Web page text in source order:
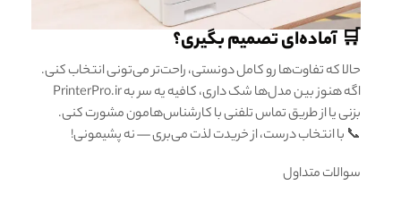
🛒 آماده‌ای تصمیم بگیری؟
حالا که تفاوت‌ها رو کامل دونستی، راحت‌تر می‌تونی انتخاب کنی.
اگه هنوز بین مدل‌ها شک داری، کافیه یه سر به PrinterPro.ir
بزنی یا از طریق تماس تلفنی با کارشناس‌هامون مشورت کنی.
📞 با انتخاب درست، از خریدت لذت می‌بری — نه پشیمونی!
سوالات متداول